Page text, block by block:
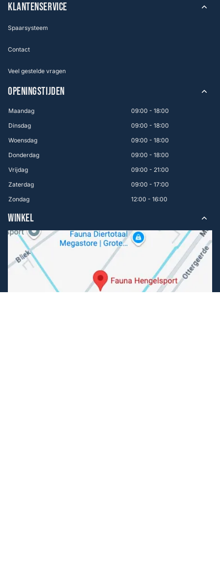
KLANTENSERVICE
Spaarsysteem
Contact
Veel gestelde vragen
OPENINGSTIJDEN
Maandag
09:00 - 18:00
Dinsdag
09:00 - 18:00
Woensdag
09:00 - 18:00
Donderdag
09:00 - 18:00
Vrijdag
09:00 - 21:00
Zaterdag
09:00 - 17:00
Zondag
12:00 - 16:00
WINKEL